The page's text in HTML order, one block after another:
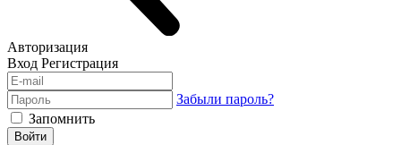
Авторизация
Вход Регистрация
Забыли пароль?
Запомнить
Войти